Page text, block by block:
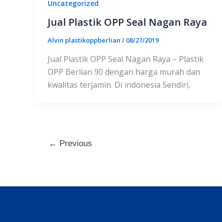
Uncategorized
Jual Plastik OPP Seal Nagan Raya
Alvin plastikoppberlian / 08/27/2019
Jual Plastik OPP Seal Nagan Raya – Plastik
OPP Berlian 90 dengan harga murah dan
kwalitas terjamin. Di indonesia Sendiri,
← Previous